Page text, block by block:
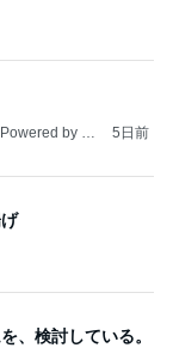
by A
5日前
、検討している。